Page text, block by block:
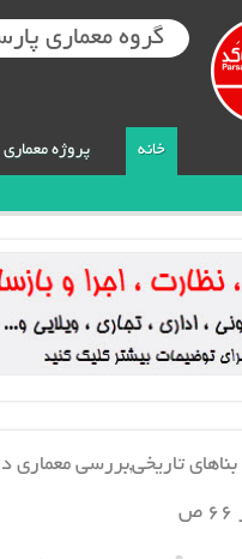
خانه پروژه معماری
گروه معماری
تاریخی,بررسی معماری